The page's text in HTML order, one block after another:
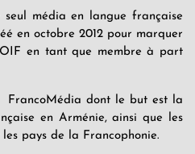
seul média en langue française
en octobre 2012 pour marquer
en tant que membre à part
FrancoMédia dont le but est la
en Arménie, ainsi que les
les pays de la Francophonie.